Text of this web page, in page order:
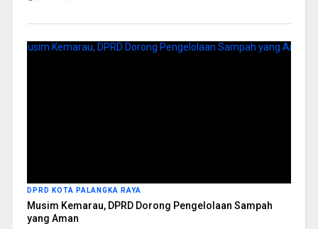
DPRD KOTA PALANGKA RAYA
Musim Kemarau, DPRD Dorong Pengelolaan Sampah
yang Aman